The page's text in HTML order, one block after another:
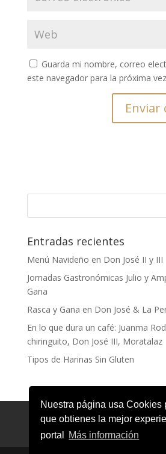
Nuestra página usa Cookies
que obtienes la mejor
portal
Más información
Guarda mi nombre, correo
este navegador para la próxima
Entradas recientes
Menú Navideño en Don José II y III
Jornadas Gastronómicas Julio y
Gana
Rasca y Gana en Don José & La
En lo que dura un café: Juanma
chiringuito, Don José III, Moratalaz
Tipos de Harinas Sin Gluten
Aviso legal
Política de
Política de